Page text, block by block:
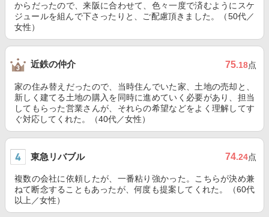
からだったので、来阪に合わせて、色々一度で済むようにスケ
ジュールを組んで下さったりと、ご配慮頂きました。（50代／
女性）
近鉄の仲介 75.18点
家の住み替えだったので、当時住んでいた家、土地の売却と、
新しく建てる土地の購入を同時に進めていく必要があり、担当
してもらった営業さんが、それらの希望などをよく理解してす
ぐ対応してくれた。（40代／女性）
東急リバブル 74.24点
複数の会社に依頼したが、一番粘り強かった。こちらが決め兼
ねて断念することもあったが、何度も提案してくれた。（60代
以上／女性）